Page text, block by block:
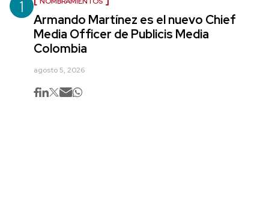
1
Armando Martínez es el nuevo Chief
Media Officer de Publicis Media
Colombia
agosto 5, 2026